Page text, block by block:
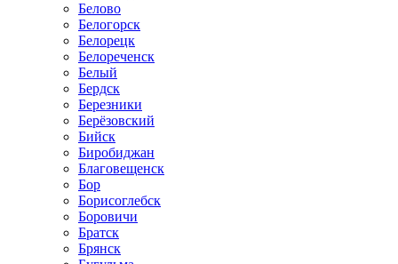
Белово
Белогорск
Белорецк
Белореченск
Белый
Бердск
Березники
Берёзовский
Бийск
Биробиджан
Благовещенск
Бор
Борисоглебск
Боровичи
Братск
Брянск